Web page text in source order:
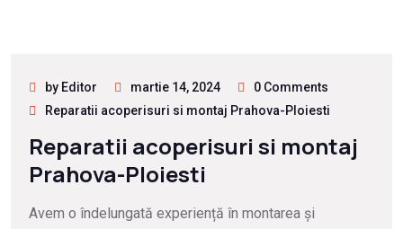
by Editor martie 14, 2024
0 Comments
Reparatii acoperisuri si montaj Prahova-Ploiesti
Reparatii acoperisuri si montaj
Prahova-Ploiesti
Avem o îndelungată experiență în montarea și